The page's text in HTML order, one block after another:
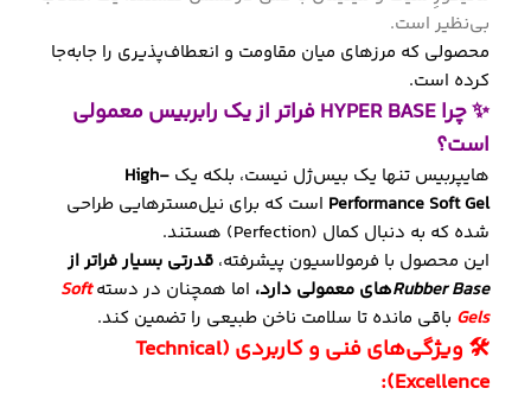
بی‌نظیر است.
محصولی که مرزهای میان مقاومت و انعطاف‌پذیری را جابه‌جا
کرده است.
✨ چرا HYPER BASE فراتر از یک رابربیس معمولی
است؟
هایپربیس تنها یک بیس‌ژل نیست، بلکه یک High-
Performance Soft Gel است که برای نیل‌مسترهایی طراحی
شده که به دنبال کمال (Perfection) هستند.
این محصول با فرمولاسیون پیشرفته، قدرتی بسیار فراتر از
Rubber Baseهای معمولی دارد، اما همچنان در دسته Soft
Gels باقی مانده تا سلامت ناخن طبیعی را تضمین کند.
🛠 ویژگی‌های فنی و کاربردی (Technical
Excellence):